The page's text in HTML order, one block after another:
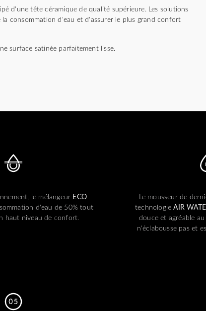
d'une tête céramique de qualité supérieure. Les solutions
consommation d'eau et d'assurer le plus grand confort
surface satinée parfaitement lisse.
le mélangeur ECO
d'eau de 50% tout
haut niveau de confort.
Le mousseur de
technologieAIR
douce et agréable
n'éclabousse pas et